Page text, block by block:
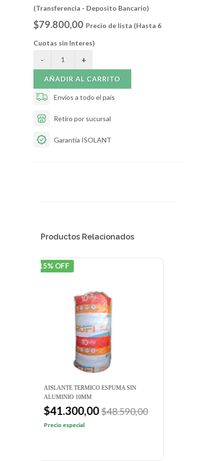
(Transferencia - Deposito Bancario)
$79.800,00 Precio de lista (Hasta 6
Cuotas sin Interes)
AÑADIR AL CARRITO
Envíos a todo el país
Retiro por sucursal
Garantía ISOLANT
Productos Relacionados
15% OFF
AISLANTE TERMICO ESPUMA SIN
ALUMINIO 2MM
$12.580,00$14.810,00
Precio especial